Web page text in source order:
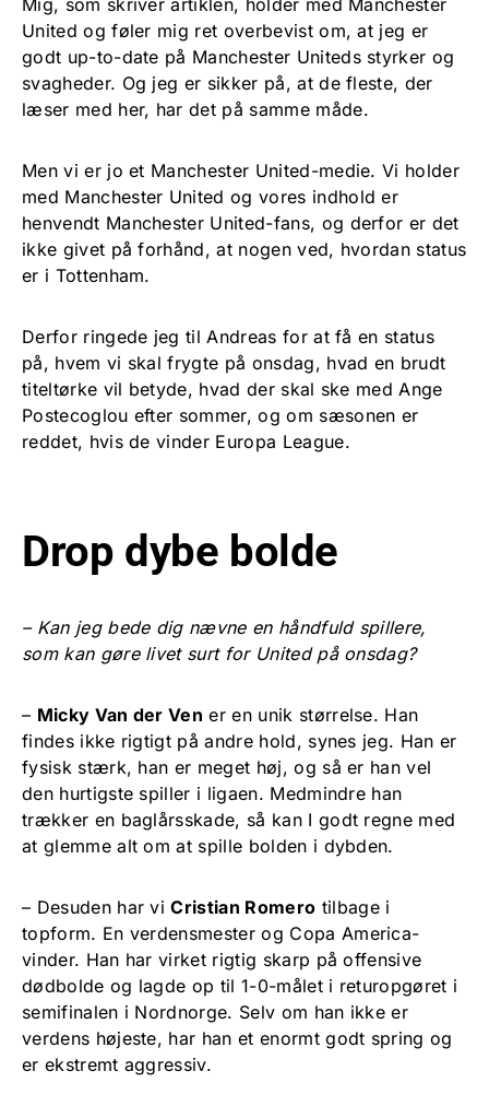
United og føler mig ret overbevist om, at jeg er
godt up-to-date på Manchester Uniteds styrker og
svagheder. Og jeg er sikker på, at de fleste, der
læser med her, har det på samme måde.
Men vi er jo et Manchester United-medie. Vi holder
med Manchester United og vores indhold er
henvendt Manchester United-fans, og derfor er det
ikke givet på forhånd, at nogen ved, hvordan status
er i Tottenham.
Derfor ringede jeg til Andreas for at få en status
på, hvem vi skal frygte på onsdag, hvad en brudt
titeltørke vil betyde, hvad der skal ske med Ange
Postecoglou efter sommer, og om sæsonen er
reddet, hvis de vinder Europa League.
Drop dybe bolde
– Kan jeg bede dig nævne en håndfuld spillere,
som kan gøre livet surt for United på onsdag?
– Micky Van der Ven er en unik størrelse. Han
findes ikke rigtigt på andre hold, synes jeg. Han er
fysisk stærk, han er meget høj, og så er han vel
den hurtigste spiller i ligaen. Medmindre han
trækker en baglårsskade, så kan I godt regne med
at glemme alt om at spille bolden i dybden.
– Desuden har viCristian Romero tilbage i
topform. En verdensmester og Copa America-
vinder. Han har virket rigtig skarp på offensive
dødbolde og lagde op til 1-0-målet i returopgøret i
semifinalen i Nordnorge. Selv om han ikke er
verdens højeste, har han et enormt godt spring og
er ekstremt aggressiv.